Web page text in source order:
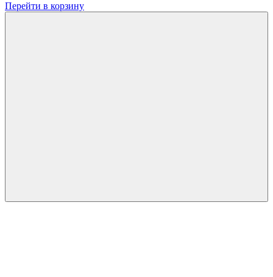
Перейти в корзину